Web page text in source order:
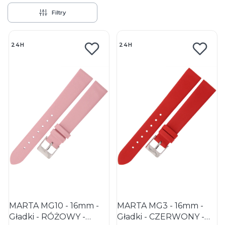
Filtry
24H
MARTA MG10 - 16mm -
Gładki - RÓŻOWY -
24H
MARTA MG3 - 16mm -
Gładki - CZERWONY -